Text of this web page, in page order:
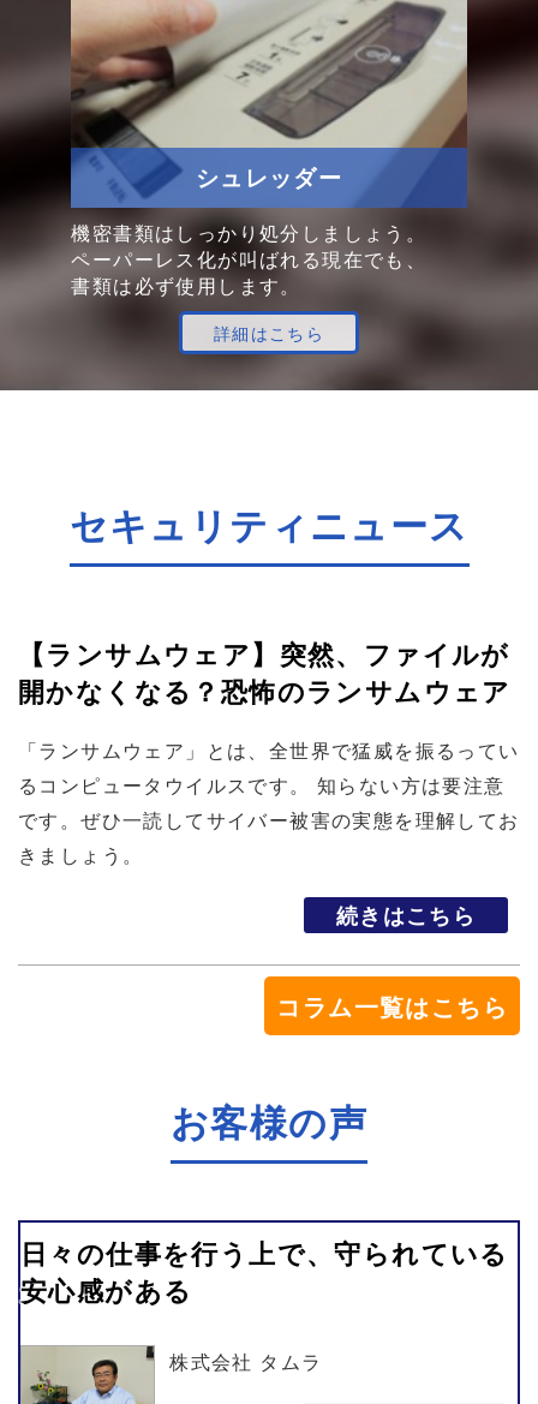
シュレッダー
機密書類は しっかり処分 しましょう。
ペーパーレス化が叫ばれる現在でも、
書類は必ず使用します。
詳細はこちら
セキュリティニュース
【ランサムウェア】突然、ファイルが
開かなくなる？恐怖のランサムウェア
「ランサムウェア」とは、全世界で猛威を振るってい
るコンピュータウイルスです。 知らない方は要注意
です。ぜひ一読してサイバー被害の実態を理解してお
きましょう。
続きはこちら
コラム一覧はこちら
お客様の声
日々の仕事を行う上で、守られている
安心感がある
株式会社 タムラ